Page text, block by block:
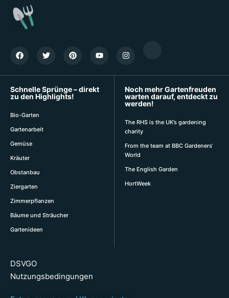
Schnelle Sprünge – direkt
zu den Highlights!
Bio-Garten
Gartenarbeit
Gemüse
Kräuter
Obstanbau
Ziergarten
Zimmerpflanzen
Bäume und Sträucher
Gartenideen
Noch mehr Gartenfreuden
warten darauf, entdeckt zu
werden!
The RHS is the UK’s gardening
charity
From the team at BBC Gardeners‘
World
The English Garden
HortWeek
DSVGO
Nutzungsbedingungen